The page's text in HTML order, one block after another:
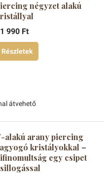
négyzet alakú
990 Ft
Részletek
átvehető
alakú arany piercing
kristályokkal –
egy csipet